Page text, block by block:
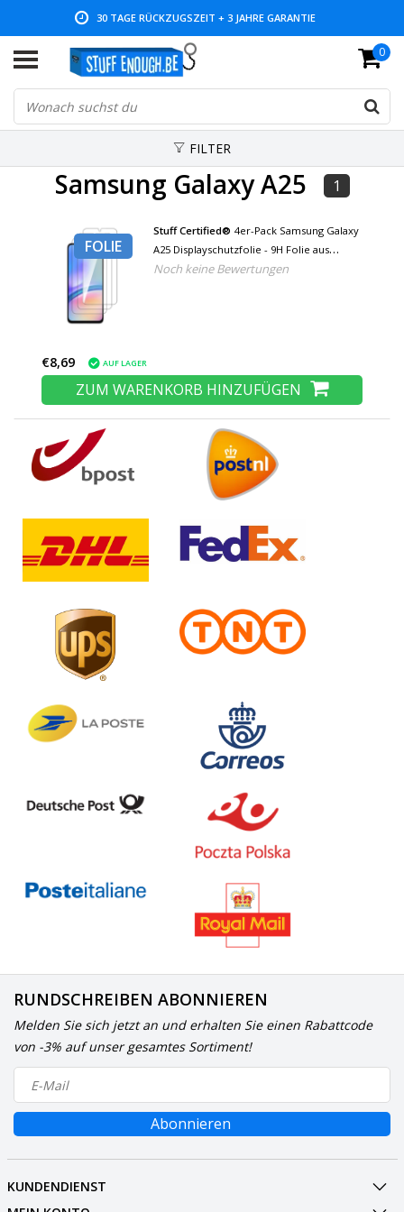
30 TAGE RÜCKZUGSZEIT + 3 JAHRE GARANTIE
NIEDRIGE PREISE UND GROSSE AUSWAHL 0
FILTER
Samsung Galaxy A25 1
FOLIE
Stuff Certified® 4er-Pack Samsung Galaxy
A25 Displayschutzfolie - 9H Folie aus
gehärtetem Glas
Noch keine Bewertungen
€8,69 AUF LAGER
ZUM WARENKORB HINZUFÜGEN
RUNDSCHREIBEN ABONNIEREN
Melden Sie sich jetzt an und erhalten Sie einen Rabattcode
von -3% auf unser gesamtes Sortiment!
Abonnieren
KUNDENDIENST